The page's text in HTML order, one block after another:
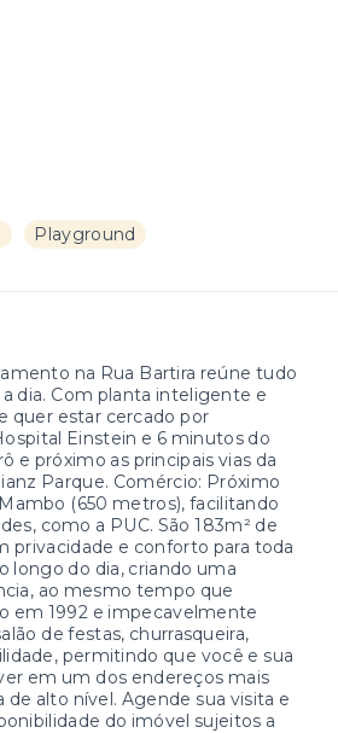
Playground
na Rua Bartira reúne tudo
dia. Com planta inteligente e
quer estar cercado por
Einstein e 6 minutos do
e próximo as principais vias da
Parque. Comércio: Próximo
(650 metros), facilitando
como a PUC. São 183m² de
privacidade e conforto para toda
longo do dia, criando uma
ao mesmo tempo que
em 1992 e impecavelmente
de festas, churrasqueira,
permitindo que você e sua
em um dos endereços mais
alto nível. Agende sua visita e
do imóvel sujeitos a